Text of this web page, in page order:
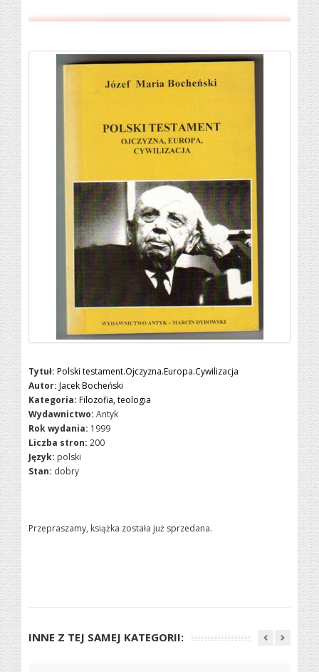
Tytuł: Polski testament.Ojczyzna.Europa.Cywilizacja
Autor: Jacek Bocheński
Kategoria: Filozofia, teologia
Wydawnictwo: Antyk
Rok wydania: 1999
Liczba stron: 200
Język: polski
Stan: dobry
Przepraszamy, książka została już sprzedana.
INNE Z TEJ SAMEJ KATEGORII: